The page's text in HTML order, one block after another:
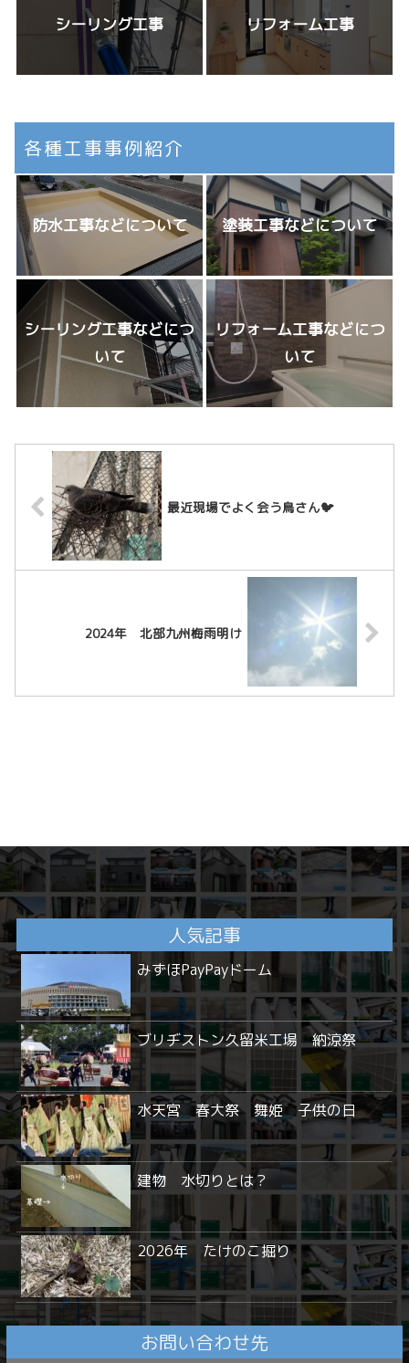
シーリング工事 リフォーム工事
各種工事事例紹介
防水工事などについて 塗装工事などについて
シーリング工事などにつ
いて
リフォーム工事などにつ
いて
最近現場でよく会う鳥さん🐦
2024年 北部九州梅雨明け
人気記事
みずほPayPayドーム
ブリヂストン久留米工場 納涼祭
水天宮 春大祭 舞姫 子供の日
建物 水切りとは？
2026年 たけのこ掘り
お問い合わせ先